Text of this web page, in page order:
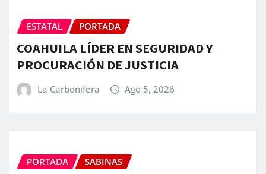
ESTATAL PORTADA
COAHUILA LÍDER EN SEGURIDAD Y
PROCURACIÓN DE JUSTICIA
La Carbonifera Ago 5, 2026
PORTADA SABINAS